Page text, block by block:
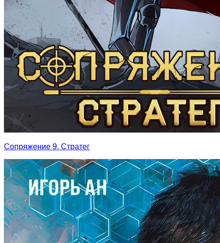
Сопряжение 9. Стратег